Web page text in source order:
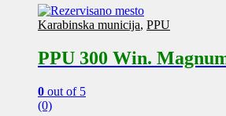
Karabinska municija, PPU
PPU 300 Win.
0 out of 5
(0)